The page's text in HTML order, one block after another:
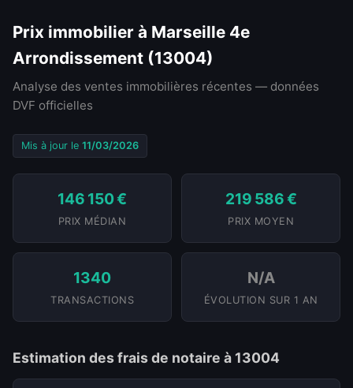
Prix immobilier à Marseille 4e
Arrondissement (13004)
Analyse des ventes immobilières récentes — données
DVF officielles
Mis à jour le 11/03/2026
146 150 €
PRIX MÉDIAN
219 586 €
PRIX MOYEN
1340
TRANSACTIONS
N/A
ÉVOLUTION SUR 1 AN
Estimation des frais de notaire à 13004